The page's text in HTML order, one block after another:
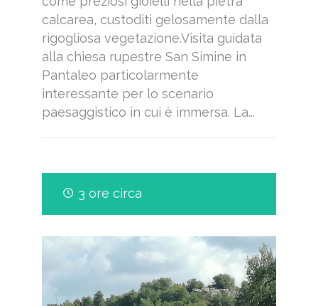
calcarea, custoditi gelosamente dalla
rigogliosa vegetazione.Visita guidata
alla chiesa rupestre San Simine in
Pantaleo particolarmente
interessante per lo scenario
paesaggistico in cui è immersa. La...
3 ore circa